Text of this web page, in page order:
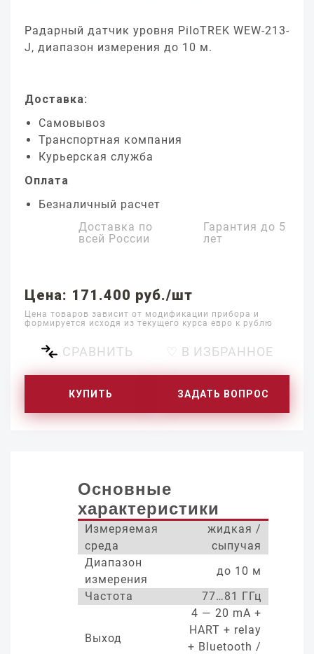
Радарный датчик уровня PiloTREK WEW-213-
J, диапазон измерения до 10 м.
Доставка:
Самовывоз
Транспортная компания
Курьерская служба
Оплата
Безналичный расчет
Доставка по
всей России
Гарантия до 5
лет
Цена: 171.400 руб./шт
Цена товаров зависит от модификации прибора и
формируется исходя из текущего курса евро к рублю
СРАВНИТЬ ♡ В ИЗБРАННОЕ
КУПИТЬ ЗАДАТЬ ВОПРОС
Основные
характеристики
Измеряемая
среда
жидкая /
сыпучая
Диапазон
измерения
до 10 м
Частота
77…81 ГГц
Выход
4 — 20 mA +
HART + relay
+ Bluetooth /